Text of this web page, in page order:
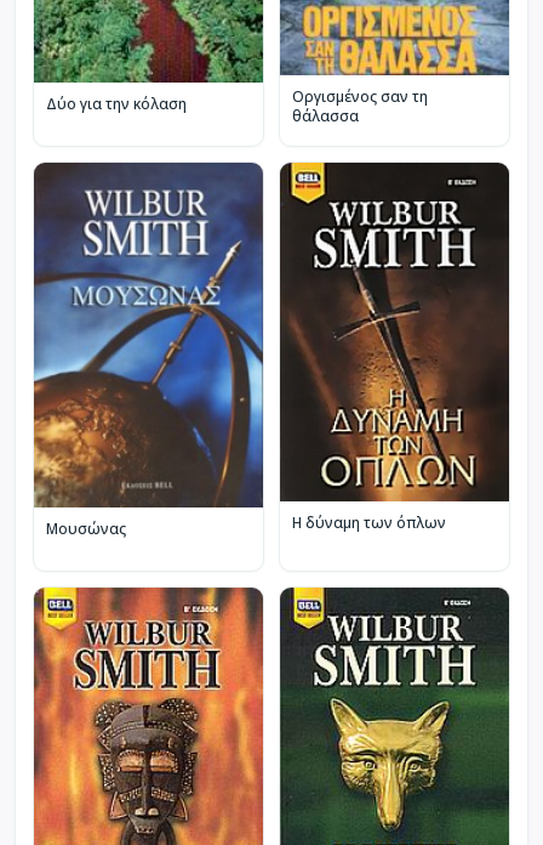
Δύο για την κόλαση
Οργισμένος σαν τη
θάλασσα
Μουσώνας Η δύναμη των όπλων